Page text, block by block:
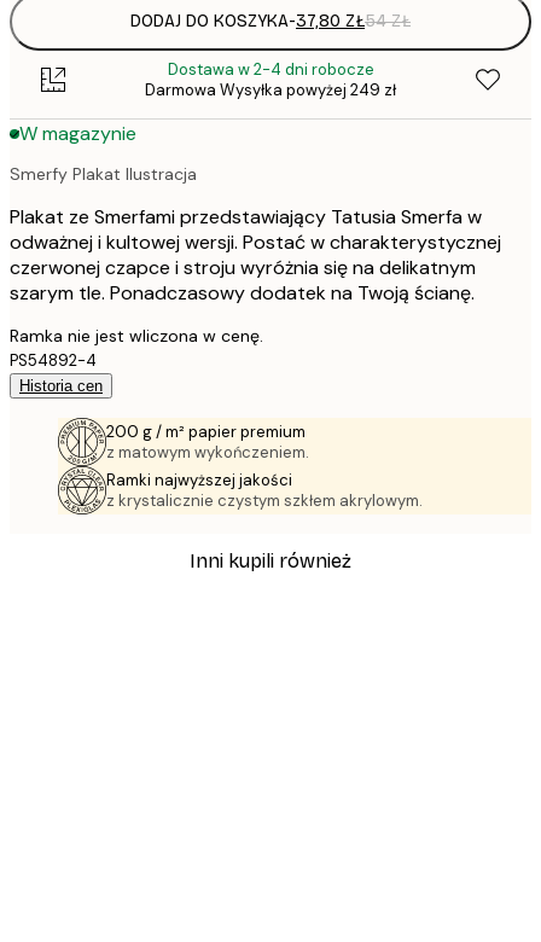
DODAJ DO KOSZYKA-37,80 ZŁ54 ZŁ
Dostawa w 2-4 dni robocze
Darmowa Wysyłka powyżej 249 zł
W magazynie
Smerfy Plakat Ilustracja
Plakat ze Smerfami przedstawiający Tatusia Smerfa w
odważnej i kultowej wersji. Postać w charakterystycznej
czerwonej czapce i stroju wyróżnia się na delikatnym
szarym tle. Ponadczasowy dodatek na Twoją ścianę.
Ramka nie jest wliczona w cenę.
PS54892-4
Historia cen
200 g / m² papier premium
z matowym wykończeniem.
Ramki najwyższej jakości
z krystalicznie czystym szkłem akrylowym.
Inni kupili również